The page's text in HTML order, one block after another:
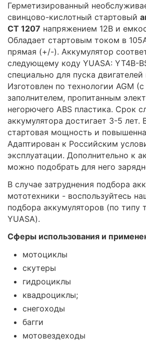
Герметизированный
cвинцово-кислотный стартовый
CT 1207 напряжением 12В и
Обладает стартовым током в
прямая (+/-). Аккумулятор
следующему коду YUASA: YT4B-
специально для пуска
Изготовлен по технологии AGM
заполнителем, пропитанным
негорючего ABS пластика. Срок
аккумулятора достигает 3-5 лет.
стартовая мощность и
Адаптирован к Российским
эксплуатации. Дополнительно к
можно подобрать для него
В случае затруднения подбора
мототехники - воспользуйтесь
подбора аккумуляторов (по типу
YUASA).
Cферы использования и
мотоциклы
скутеры
гидроциклы
квадроциклы;
снегоходы
багги
мотовездеходы